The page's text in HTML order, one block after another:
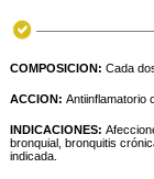
COMPOSICION: Cada
ACCION: Antiinflamatorio
INDICACIONES:
bronquial, bronquitis
indicada.